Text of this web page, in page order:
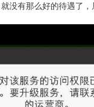
没有那么好的待遇了，